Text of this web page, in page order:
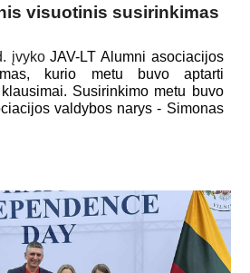
visuotinis susirinkimas
įvykoJAV-LT Alumni asociacijos
kurio metu buvo aptarti
Susirinkimo metu buvo
valdybos narys - Simonas